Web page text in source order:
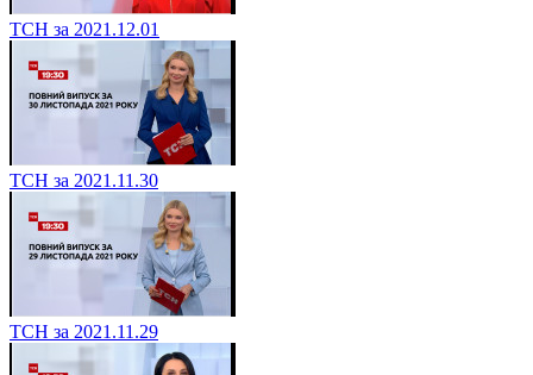
ТСН за 2021.12.01
ТСН за 2021.11.30
ТСН за 2021.11.29